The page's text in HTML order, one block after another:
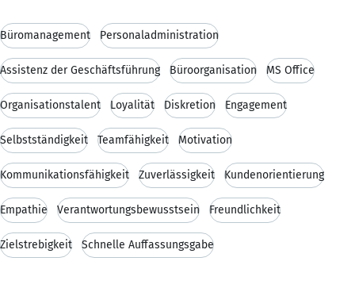
Büromanagement Personaladministration
Assistenz der Geschäftsführung Büroorganisation MS Office
Organisationstalent Loyalität Diskretion Engagement
Selbstständigkeit Teamfähigkeit Motivation
Kommunikationsfähigkeit Zuverlässigkeit Kundenorientierung
Empathie Verantwortungsbewusstsein Freundlichkeit
Zielstrebigkeit Schnelle Auffassungsgabe